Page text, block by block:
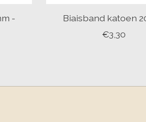
-
Biaisband katoen
€3,30